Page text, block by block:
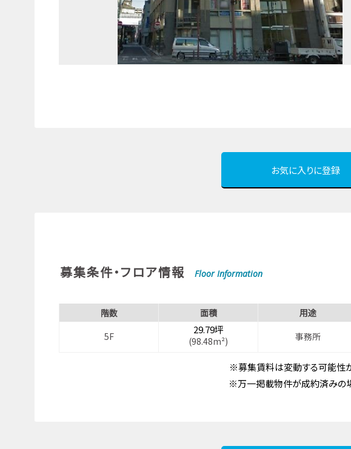
お気に入りに登録
募集条件・フロア情報 Floor Information
階数 面積 用途
5F
29.79坪
(98.48m²) 事務所
※募集賃料は変動する可能性が
※万一掲載物件が成約済みの